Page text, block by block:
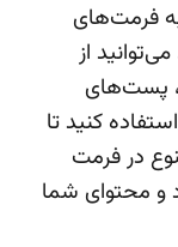
فرمت‌های
از
پست‌های
کنید تا
در فرمت
و محتوای شما